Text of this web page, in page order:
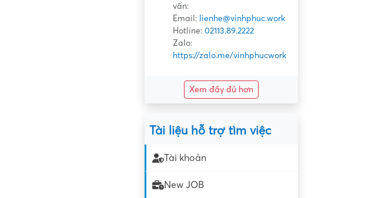
vấn:
Email: lienhe@vinhphuc.work
Hotline: 02113.89.2222
Zalo:
https://zalo.me/vinhphucwork
Xem đầy đủ hơn
Tài liệu hỗ trợ tìm việc
Tài khoản
New JOB